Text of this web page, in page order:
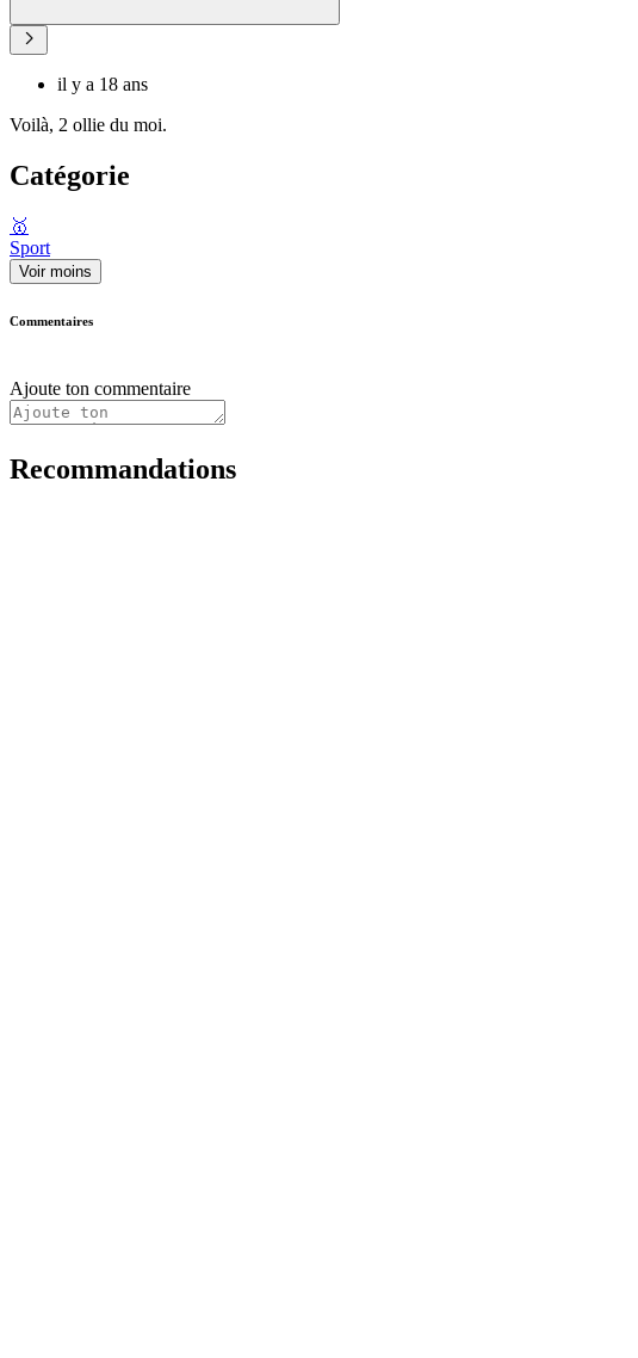
il y a 18 ans
Voilà, 2 ollie du moi.
Catégorie
🥇
Sport
Voir moins
Commentaires
Ajoute ton commentaire
Recommandations